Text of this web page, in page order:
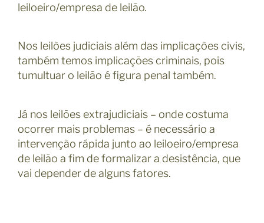
leiloeiro/empresa de leilão.
Nos leilões judiciais além das implicações civis,
também temos implicações criminais, pois
tumultuar o leilão é figura penal também.
Já nos leilões extrajudiciais – onde costuma
ocorrer mais problemas – é necessário a
intervenção rápida junto ao leiloeiro/empresa
de leilão a fim de formalizar a desistência, que
vai depender de alguns fatores.